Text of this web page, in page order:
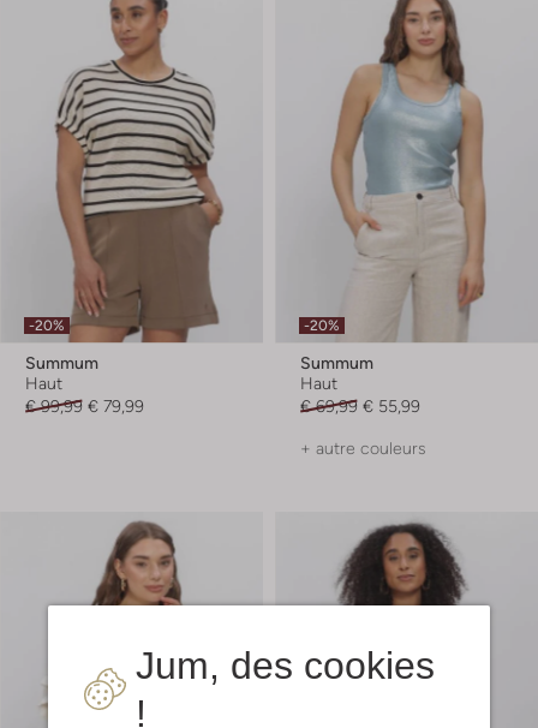
Jum, des cookies
!
-20%
Summum
Haut
€ 99,99 € 79,99
-20%
Summum
Haut
€ 69,99 € 55,99
+ autre couleurs